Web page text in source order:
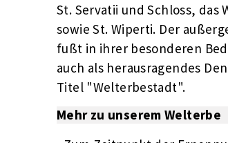
St. Servatii und Schloss,
sowie St. Wiperti. Der
fußt in ihrer besonderen
auch als herausragendes
Titel "Welterbestadt".
Mehr zu unserem Welterbe